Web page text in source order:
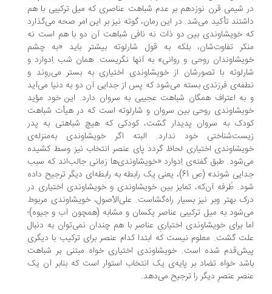
شیمی قرن نوزدهم بر عدم شباهت عناصری که میل ترکیبی با هم
تأکید می‌شد. در این رمان، گوته نیز بر این امر صحه می‌گذارد
خویشاوندی بین دو ذات نه نافی شباهت آن دو با هم است نه
تفاوت‌شان، بلکه به قول شارلوته بیشتر باید «به چشم
روحی و روانی» به آنها نگریست. همان شب اِدوارد و
با تصورشان از خویشاوندی اختیاری به بستر می‌روند و
فرزندی بسته می‌شود که پس از جدایی آن دو به دنیا می‌آید
اعتراف همگان شباهت عجیبی به سروان دارد. این خود مؤید
روحی بین سروان و شارلوته است که در هیأت شباهت
به سروان پدیدار گشت، کودکی که هیچ شباهتی به پدر
خود ندارد. البته اگر خویشاوندی به‌منزله‌ی
اختیاری لحاظ گردد پای عنصر انتخاب نیز وسط کشیده
طبق گفته‌ی اِدوارد «خویشاوندی‌ها زمانی جالب‌اند که سبب
جدایی شوند» (ص 61)، یعنی یک رابطه به رابطه‌ای دیگر ترجیح داده
طُرفه آن‌که، تمایز بین خویشاوندی و خویشاوندی اختیاری در
بهتر وبر نیز بسیار راه‌گشاست. علی‌الأصول، خویشاوندی مربوط
به میل ترکیبی عناصر یکسان و مشابه (همچون آب و جیوه)؛
برای خویشاوندی اختیاریِ عناصر با هم چندان نمی‌توان به دنبال
گشت. معلوم نیست که ابتدا کدام عنصر برای ترکیب با دیگری
شده است. خویشاوندی اختیاری خواه مبتنی بر شباهت
خواه تضاد بر پایه‌ی یک انتخاب استوار است که بنابر آن یک
عنصرِ دیگر را ترجیح می‌دهد.